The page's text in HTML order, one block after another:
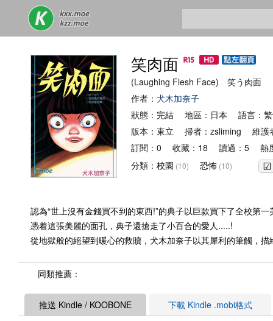
笑肉面
(Laughing Flesh Face) 笑う肉面
作者： 犬木加奈子
狀態：完結 地區：日本 語言：
版本：東立 掃者：zsliming 維護
訂閱：0 收藏：18 讀過：5 熱
分類： 校園 (10) 恐怖 (10)
認為“世上沒有金錢買不到的東西!”的典子以巨款買下了全校第
憑着這張美麗的面孔，典子還搶走了小百合的愛人.....!
從地獄般的絕望到暖心的救贖，犬木加奈子以其犀利的筆觸，描
同類推薦：
推送 Kindle / KOOBONE 下載 Kindle .mobi格式